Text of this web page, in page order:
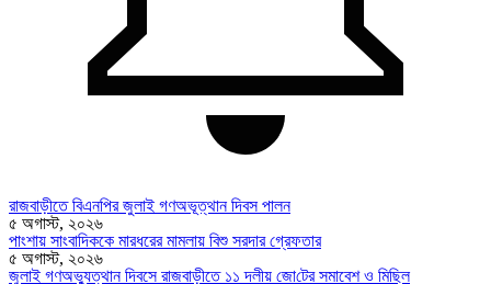
রাজবাড়ীতে বিএন‌পির জুলাই গণঅভূত্থান দিবস পালন
৫ অগাস্ট, ২০২৬
পাংশায় সাংবাদিককে মারধরের মামলায় বিশু সরদার গ্রেফতার
৫ অগাস্ট, ২০২৬
জুলাই গণঅভ্যুত্থান দিবসে রাজবাড়ীতে ১১ দলীয় জো‌টের সমাবেশ ও মি‌ছিল